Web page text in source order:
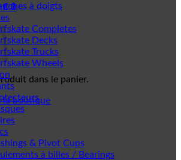
€ 0
dans le panier.
la boutique
à doigts
Completes
Decks
Trucks
Wheels
& Pivot Cups
à billes / Bearings